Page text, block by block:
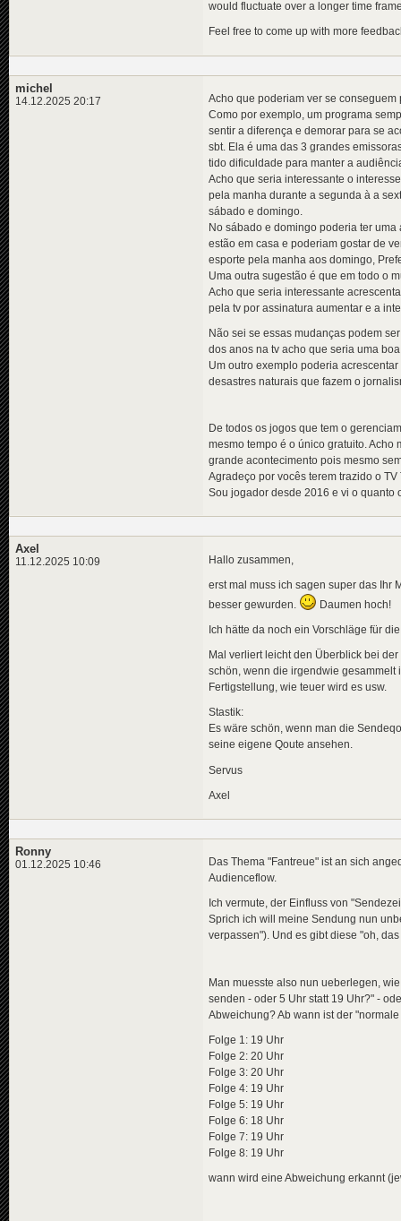
would fluctuate over a longer time
Feel free to come up with more
michel
14.12.2025 20:17
Acho que poderiam ver se
Como por exemplo, um programa
sentir a diferença e demorar para se
sbt. Ela é uma das 3 grandes
tido dificuldade para manter a
Acho que seria interessante o
pela manha durante a segunda à a
sábado e domingo.
No sábado e domingo poderia ter
estão em casa e poderiam gostar de
esporte pela manha aos domingo,
Uma outra sugestão é que em todo o
Acho que seria interessante
pela tv por assinatura aumentar e a
Não sei se essas mudanças podem
dos anos na tv acho que seria uma
Um outro exemplo poderia
desastres naturais que fazem o
De todos os jogos que tem o
mesmo tempo é o único gratuito. Acho
grande acontecimento pois mesmo
Agradeço por vocês terem trazido o TV
Sou jogador desde 2016 e vi o quanto
Axel
11.12.2025 10:09 Hallo zusammen,
erst mal muss ich sagen super das Ihr
besser gewurden.
Daumen hoch!
Ich hätte da noch ein Vorschläge für
Mal verliert leicht den Überblick bei
schön, wenn die irgendwie gesammelt
Fertigstellung, wie teuer wird es usw.
Stastik:
Es wäre schön, wenn man die
seine eigene Qoute ansehen.
Servus
Axel
Ronny
01.12.2025 10:46
Das Thema "Fantreue" ist an sich
Audienceflow.
Ich vermute, der Einfluss von
Sprich ich will meine Sendung nun
verpassen"). Und es gibt diese "oh,
Man muesste also nun ueberlegen,
senden - oder 5 Uhr statt 19 Uhr?" -
Abweichung? Ab wann ist der
Folge 1: 19 Uhr
Folge 2: 20 Uhr
Folge 3: 20 Uhr
Folge 4: 19 Uhr
Folge 5: 19 Uhr
Folge 6: 18 Uhr
Folge 7: 19 Uhr
Folge 8: 19 Uhr
wann wird eine Abweichung erkannt